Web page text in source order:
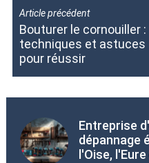
Article précédent
Bouturer le cornouiller :
techniques et astuces
pour réussir
Entreprise
dépannage
l'Oise,